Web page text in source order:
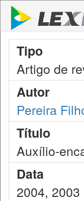
Tipo
Artigo de
Autor
Pereira
Título
Auxílio-
Data
2004, 2003